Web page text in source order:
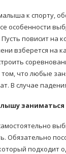
к спорту,
особенности
повисит на
взберется на
том, что любые
В случае
заниматься
Обязательно
подходит